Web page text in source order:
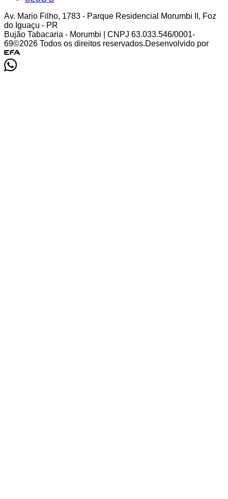
Av. Mario Filho, 1783 - Parque Residencial Morumbi II , Foz
do Iguaçu - PR
Bujão Tabacaria - Morumbi | CNPJ 63.033.546/0001-
69©2026 Todos os direitos reservados.Desenvolvido por